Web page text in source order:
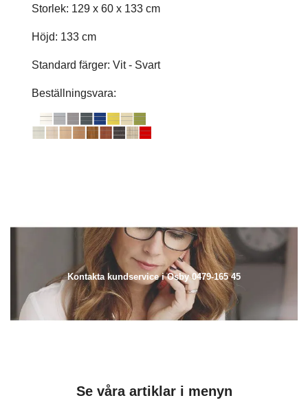
Kontakta kundservice i Osby 0479-165 45
Se våra artiklar i menyn
Storlek: 129 x 60 x 133 cm
Höjd: 133 cm
Standard färger: Vit - Svart
Beställningsvara: